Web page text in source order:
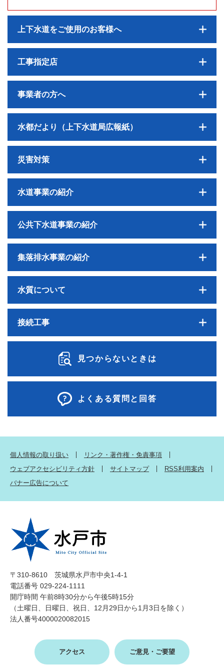
上下水道をご使用のお客様へ
工事指定店
事業者の方へ
水都だより（上下水道局広報紙）
災害対策
水道事業の紹介
公共下水道事業の紹介
集落排水事業の紹介
水質について
接続工事
見つからないときは
よくある質問と回答
個人情報の取り扱い
リンク・著作権・免責事項
ウェブアクセシビリティ方針
サイトマップ
RSS利用案内
バナー広告について
〒310-8610 茨城県水戸市中央1-4-1
電話番号 029-224-1111
開庁時間 午前8時30分から午後5時15分
（土曜日、日曜日、祝日、12月29日から1月3日を除く）
法人番号4000020082015
アクセス ご意見・ご要望